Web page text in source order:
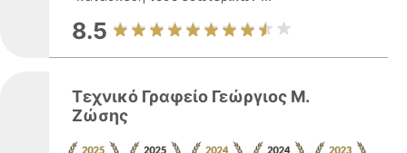
8.5
Τεχνικό Γραφείο Γεώργιος Μ.
Ζώσης